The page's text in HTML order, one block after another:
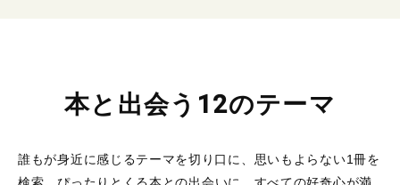
本と出会う12のテーマ
誰もが身近に感じるテーマを切り口に、思いもよらない1冊を